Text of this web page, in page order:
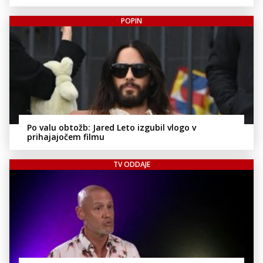
POPIN
Po valu obtožb: Jared Leto izgubil vlogo v
prihajajočem filmu
TV ODDAJE